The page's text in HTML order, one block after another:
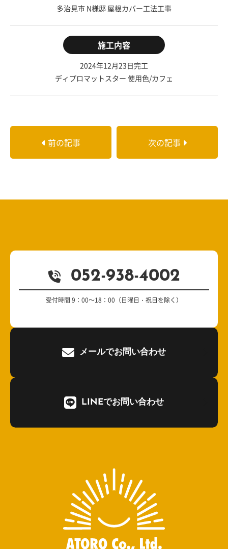
多治見市 N様邸 屋根カバー工法工事
施工内容
2024年12月23日完工
ディプロマットスター 使用色/カフェ
前の記事 次の記事
052-938-4002
受付時間 9：00～18：00（日曜日・祝日を除く）
メールでお問い合わせ
LINEでお問い合わせ